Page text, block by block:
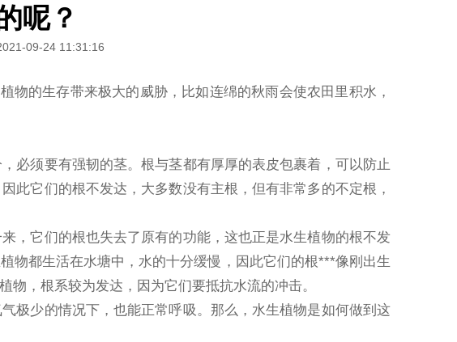
呢？
09-24 11:31:16
的生存带来极大的威胁，比如连绵的秋雨会使农田里积水，
必须要有强韧的茎。根与茎都有厚厚的表皮包裹着，可以防止
此它们的根不发达，大多数没有主根，但有非常多的不定根，
，它们的根也失去了原有的功能，这也正是水生植物的根不发
物都生活在水塘中，水的十分缓慢，因此它们的根***像刚出生
，根系较为发达，因为它们要抵抗水流的冲击。
极少的情况下，也能正常呼吸。那么，水生植物是如何做到这